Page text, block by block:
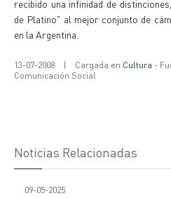
recibido una infinidad de
de Platino" al mejor conjunto de
en la Argentina.
13-07-2008 | Cargada en Cultura -
Comunicación Social
Noticias Relacionadas
09-05-2025